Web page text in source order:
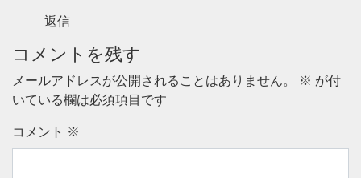
返信
コメントを残す
メールアドレスが公開されることはありません。 ※ が付
いている欄は必須項目です
コメント ※